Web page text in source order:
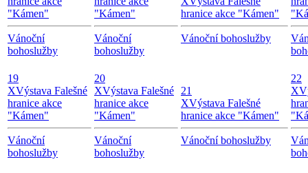
"Kámen"
Vánoční
bohoslužby
"Kámen"
Vánoční
bohoslužby
hranice akce "Kámen"
Vánoční bohoslužby
19
XVýstava Falešné
hranice akce
"Kámen"
Vánoční
bohoslužby
20
XVýstava Falešné
hranice akce
"Kámen"
Vánoční
bohoslužby
21
XVýstava Falešné
hranice akce "Kámen"
Vánoční bohoslužby
22
X